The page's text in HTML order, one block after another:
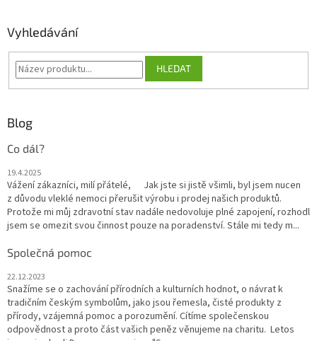
Vyhledávání
HLEDAT
Blog
Co dál?
19.4.2025
Vážení zákazníci, milí přátelé, Jak jste si jistě všimli, byl jsem nucen
z důvodu vleklé nemoci přerušit výrobu i prodej našich produktů.
Protože mi můj zdravotní stav nadále nedovoluje plné zapojení, rozhodl
jsem se omezit svou činnost pouze na poradenství. Stále mi tedy m...
Společná pomoc
22.12.2023
Snažíme se o zachování přírodních a kulturních hodnot, o návrat k
tradičním českým symbolům, jako jsou řemesla, čisté produkty z
přírody, vzájemná pomoc a porozumění. Cítíme společenskou
odpovědnost a proto část vašich peněz věnujeme na charitu. Letos